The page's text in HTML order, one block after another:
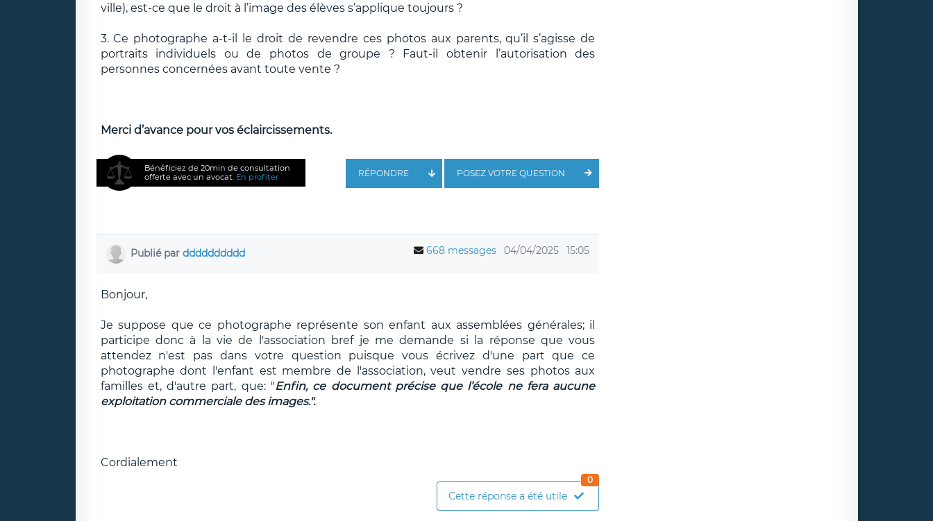
ville), est-ce que le droit à l’image des élèves s’applique toujours ?
3. Ce photographe a-t-il le droit de revendre ces photos aux parents, qu’il s’agisse de
portraits individuels ou de photos de groupe ? Faut-il obtenir l’autorisation des
personnes concernées avant toute vente ?
Merci d’avance pour vos éclaircissements.
Bénéficiez de 20min de consultation
offerte avec un avocat. En profiter POSEZ VOTRE QUESTION
RÉPONDRE
Publié par dddddddddd 668 messages 04/04/2025 15:05
Bonjour,
Je suppose que ce photographe représente son enfant aux assemblées générales; il
participe donc à la vie de l'association bref je me demande si la réponse que vous
attendez n'est pas dans votre question puisque vous écrivez d'une part que ce
photographe dont l'enfant est membre de l'association, veut vendre ses photos aux
familles et, d'autre part, que: "Enfin, ce document précise que l’école ne fera aucune
exploitation commerciale des images.".
Cordialement
Cette réponse a été utile
0